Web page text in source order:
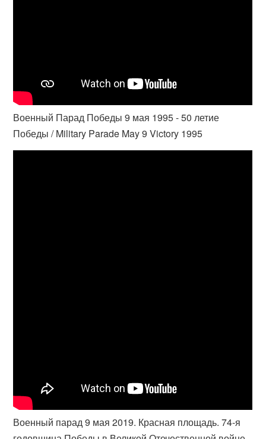
Военный Парад Победы 9 мая 1995 - 50 летие
Победы / Military Parade May 9 Victory 1995
Военный парад 9 мая 2019. Красная площадь. 74-я